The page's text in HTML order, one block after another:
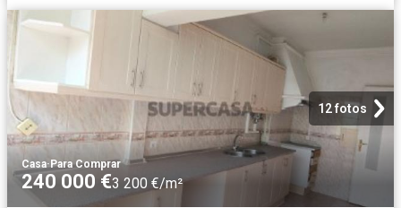
12 fotos
Casa·Para Comprar
240 000 €3 200 €/m²